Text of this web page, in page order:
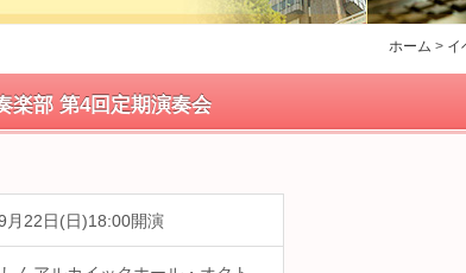
ホーム > イ
楽部 第4回定期演奏会
月22日(日)18:00開演